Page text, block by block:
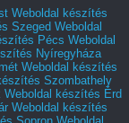
Weboldal készítés
Szeged Weboldal
Pécs Weboldal
Nyíregyháza
Weboldal készítés
Szombathely
Weboldal készítés Érd
Weboldal készítés
Sopron Weboldal